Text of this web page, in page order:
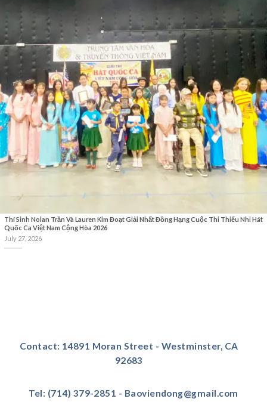
Thí Sinh Nolan Trần Và Lauren Kim Đoạt Giải Nhất Đồng Hạng Cuộc Thi Thiếu Nhi Hát
Quốc Ca Việt Nam Cộng Hòa 2026
July 27, 2026
Contact: 14891 Moran Street - Westminster, CA
92683
Tel: (714) 379-2851 - Baoviendong@gmail.com